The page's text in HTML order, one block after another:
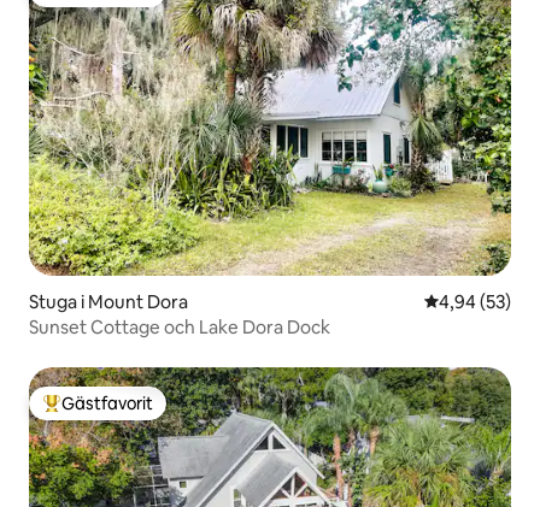
Stuga i Mount Dora 4,94 av 5 i
4,94 (53)
Sunset Cottage och Lake Dora Dock
Populär gästfavorit
Gästfavorit